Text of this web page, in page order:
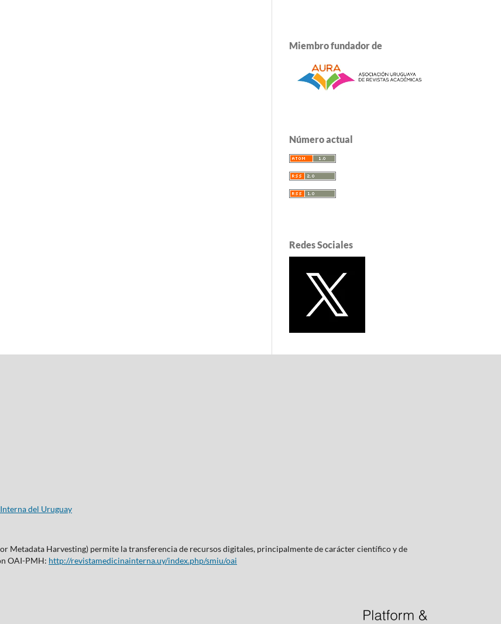
Miembro fundador de
Número actual
Redes Sociales
del Uruguay
Harvesting) permite la transferencia de recursos digitales, principalmente de carácter científico y de
OAI-PMH: http://revistamedicinainterna.uy/index.php/smiu/oai